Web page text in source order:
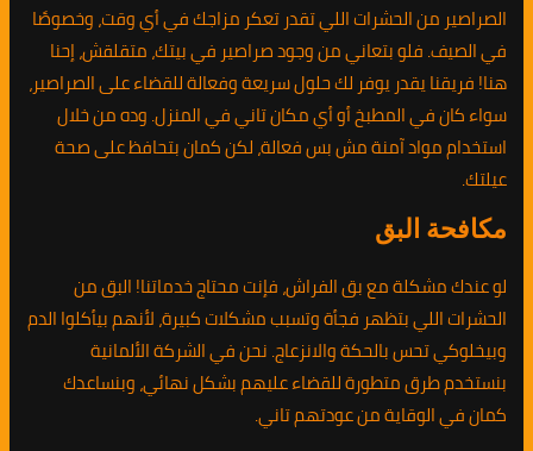
الصراصير من الحشرات اللي تقدر تعكر مزاجك في أي وقت، وخصوصًا
في الصيف. فلو بتعاني من وجود صراصير في بيتك، متقلقش، إحنا
هنا! فريقنا يقدر يوفر لك حلول سريعة وفعالة للقضاء على الصراصير،
سواء كان في المطبخ أو أي مكان تاني في المنزل. وده من خلال
استخدام مواد آمنة مش بس فعالة، لكن كمان بتحافظ على صحة
عيلتك.
مكافحة البق
لو عندك مشكلة مع بق الفراش، فإنت محتاج خدماتنا! البق من
الحشرات اللي بتظهر فجأة وتسبب مشكلات كبيرة، لأنهم بيأكلوا الدم
وبيخلوكي تحس بالحكة والانزعاج. نحن في الشركة الألمانية
بنستخدم طرق متطورة للقضاء عليهم بشكل نهائي، وبنساعدك
كمان في الوقاية من عودتهم تاني.